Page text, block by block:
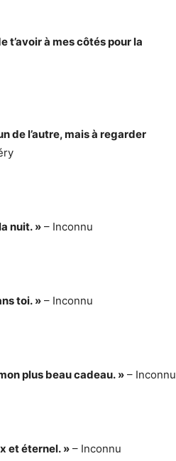
t’avoir à mes côtés pour la
de l’autre, mais à regarder
nuit. » – Inconnu
toi. » – Inconnu
plus beau cadeau. » – Inconnu
et éternel. » – Inconnu